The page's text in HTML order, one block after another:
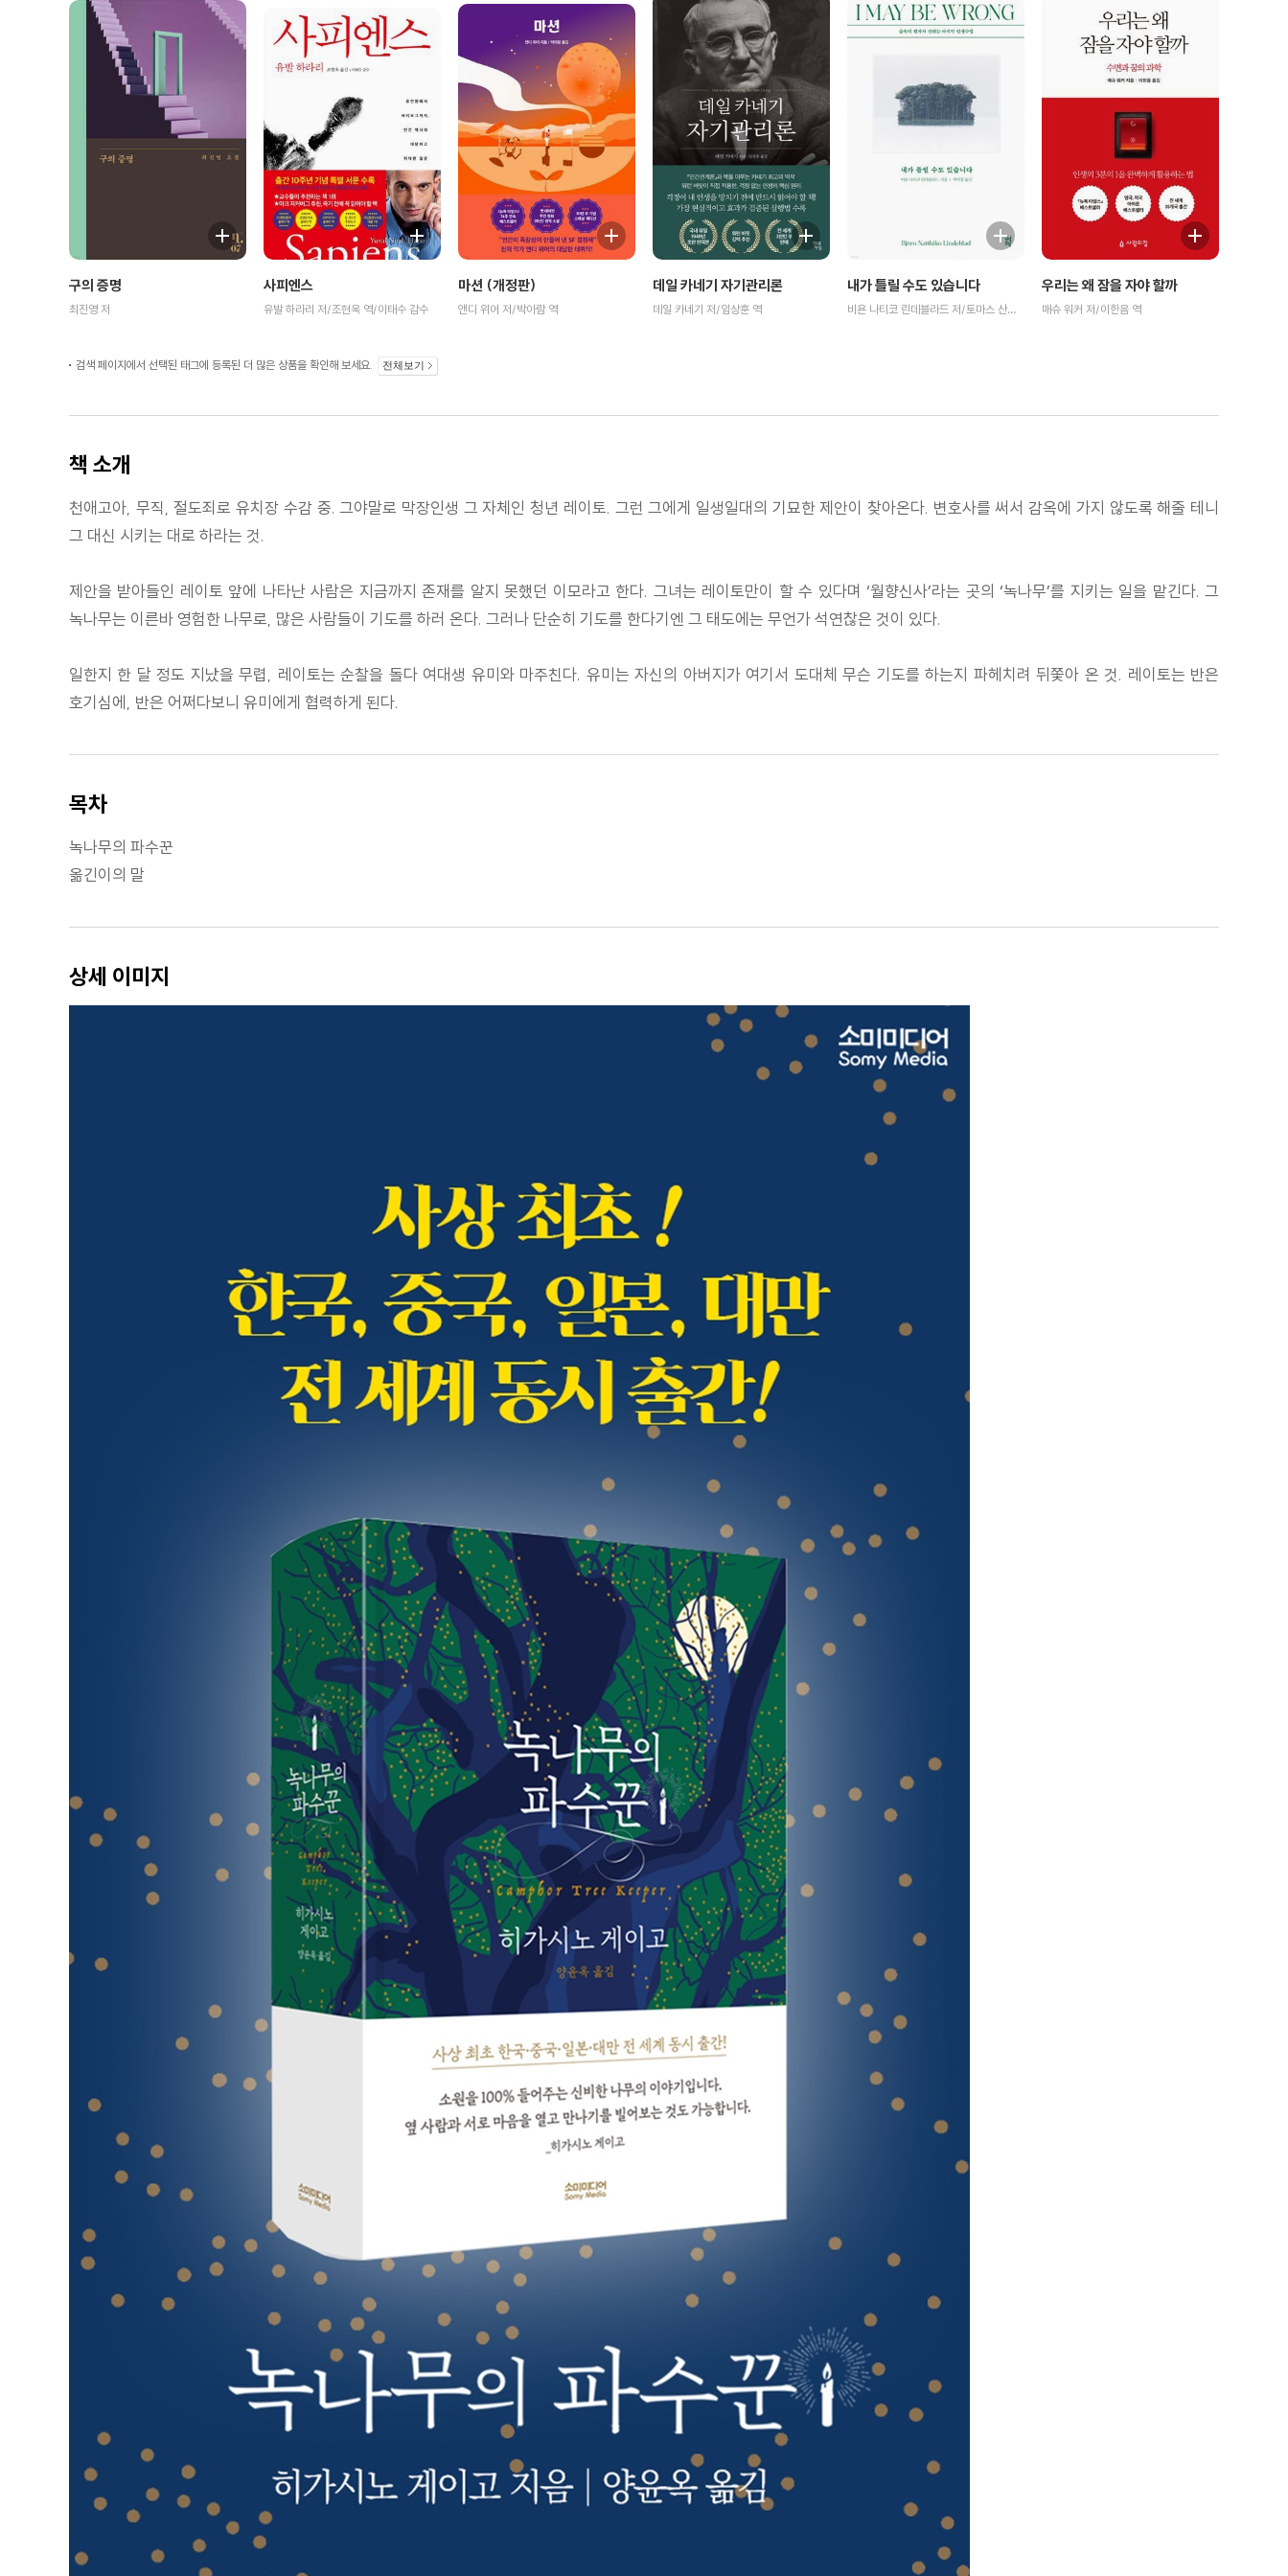
구의 증명
최진영 저
사피엔스
유발 하라리 저/조현욱 역/이태수 감수
마션 (개정판)
앤디 위어 저/박아람 역
데일 카네기 자기관리론
데일 카네기 저/임상훈 역
내가 틀릴 수도 있습니다
비욘 나티코 린데블라드 저/토마스 산체스 그림/박미경 역
우리는 왜 잠을 자야 할까
매슈 워커 저/이한음 역
검색 페이지에서 선택된 태그에 등록된 더 많은 상품을 확인해 보세요. 전체보기
책 소개
천애고아, 무직, 절도죄로 유치장 수감 중. 그야말로 막장인생 그 자체인 청년 레이토. 그런 그에게 일생일대의 기묘한 제안이 찾아온다. 변호사를 써서 감옥에 가지 않도록 해줄 테니
그 대신 시키는 대로 하라는 것.
제안을 받아들인 레이토 앞에 나타난 사람은 지금까지 존재를 알지 못했던 이모라고 한다. 그녀는 레이토만이 할 수 있다며 ‘월향신사’라는 곳의 ‘녹나무’를 지키는 일을 맡긴다. 그
녹나무는 이른바 영험한 나무로, 많은 사람들이 기도를 하러 온다. 그러나 단순히 기도를 한다기엔 그 태도에는 무언가 석연찮은 것이 있다.
일한지 한 달 정도 지났을 무렵, 레이토는 순찰을 돌다 여대생 유미와 마주친다. 유미는 자신의 아버지가 여기서 도대체 무슨 기도를 하는지 파헤치려 뒤쫓아 온 것. 레이토는 반은
호기심에, 반은 어쩌다보니 유미에게 협력하게 된다.
목차
녹나무의 파수꾼
옮긴이의 말
상세 이미지